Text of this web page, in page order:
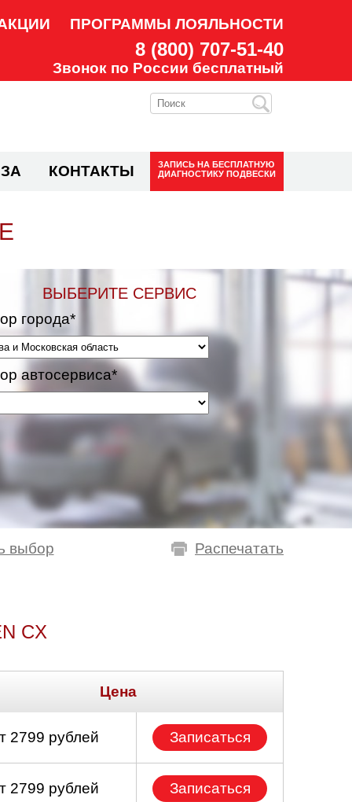
ПРОГРАММЫ ЛОЯЛЬНОСТИ
8 (800) 707-51-40
Звонок по России бесплатный
КОНТАКТЫ ЗАПИСЬ НА БЕСПЛАТНУЮ
ДИАГНОСТИКУ ПОДВЕСКИ
ВЫБЕРИТЕ СЕРВИС
города*
автосервиса*
Распечатать
выбор
CX
Цена
2799 рублей Записаться
2799 рублей Записаться